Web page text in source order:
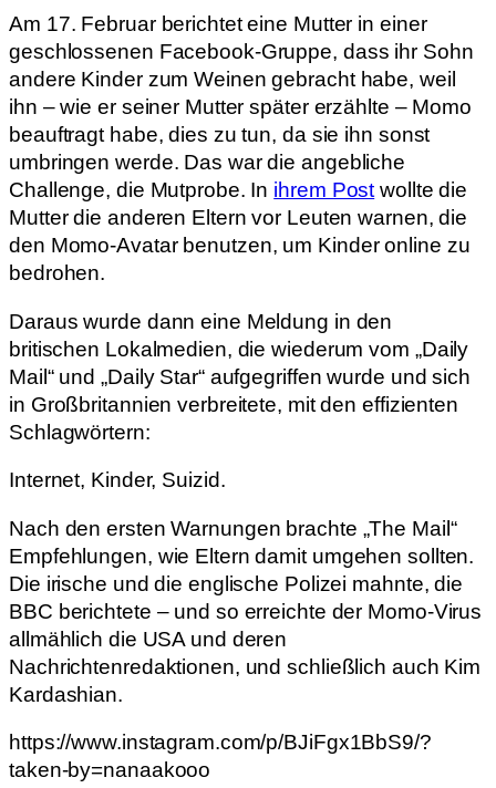
Am 17. Februar berichtet eine Mutter in einer
geschlossenen Facebook-Gruppe, dass ihr Sohn
andere Kinder zum Weinen gebracht habe, weil
ihn – wie er seiner Mutter später erzählte – Momo
beauftragt habe, dies zu tun, da sie ihn sonst
umbringen werde. Das war die angebliche
Challenge, die Mutprobe. In ihrem Postwollte die
Mutter die anderen Eltern vor Leuten warnen, die
den Momo-Avatar benutzen, um Kinder online zu
bedrohen.
Daraus wurde dann eine Meldung in den
britischen Lokalmedien, die wiederum vom „Daily
Mail“ und „Daily Star“ aufgegriffen wurde und sich
in Großbritannien verbreitete, mit den effizienten
Schlagwörtern:
Internet, Kinder, Suizid.
Nach den ersten Warnungen brachte „The Mail“
Empfehlungen, wie Eltern damit umgehen sollten.
Die irische und die englische Polizei mahnte, die
BBC berichtete – und so erreichte der Momo-Virus
allmählich die USA und deren
Nachrichtenredaktionen, und schließlich auch Kim
Kardashian.
https://www.instagram.com/p/BJiFgx1BbS9/?
taken-by=nanaakooo